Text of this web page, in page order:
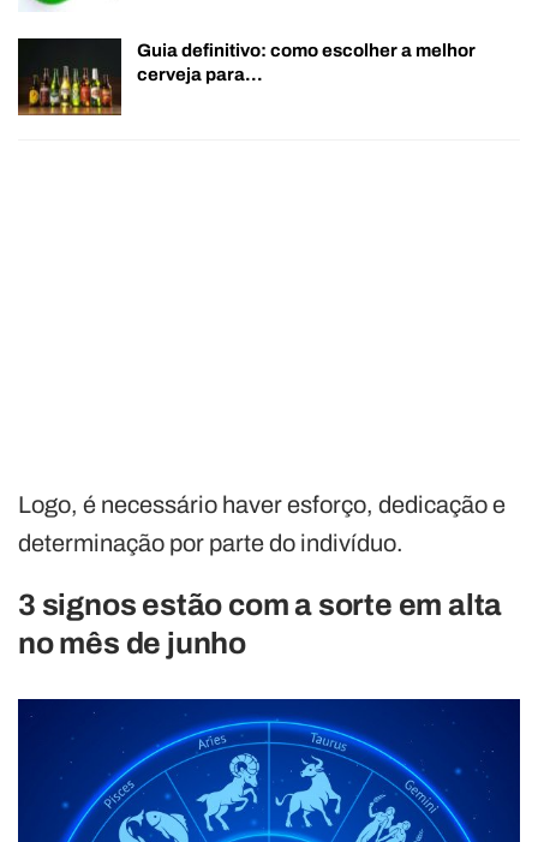
Guia definitivo: como escolher a melhor
cerveja para…
Logo, é necessário haver esforço, dedicação e
determinação por parte do indivíduo.
3 signos estão com a sorte em alta
no mês de junho